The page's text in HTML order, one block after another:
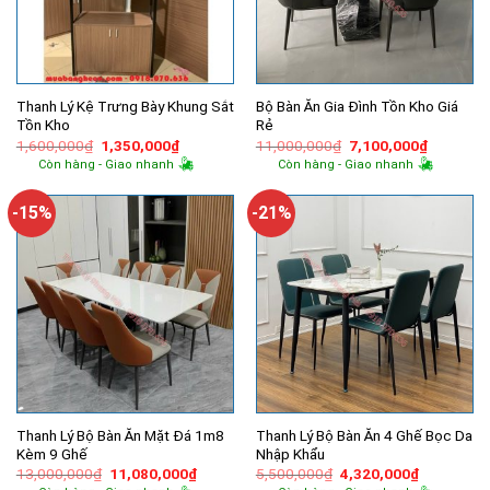
Thanh Lý Kệ Trưng Bày Khung Sắt
Tồn Kho
1,600,000₫ Giá
gốc
là:
1,350,000₫Giá
hiện
tại
1,350,000₫.
Còn hàng - Giao nhanh
Bộ Bàn Ăn Gia Đình Tồn Kho Giá
Rẻ
11,000,000₫ Giá
gốc
là:
7,100,000₫Giá
hiện
tại
Còn hàng - Giao nhanh
-15%
Thanh Lý Bộ Bàn Ăn Mặt Đá 1m8
Kèm 9 Ghế
13,000,000₫ Giá
11,080,000₫Giá
-21%
Thanh Lý Bộ Bàn Ăn 4 Ghế Bọc Da
Nhập Khẩu
5,500,000₫ Giá
4,320,000₫Giá